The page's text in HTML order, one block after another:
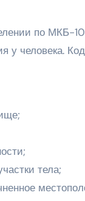
по МКБ-
у человека.
тела;